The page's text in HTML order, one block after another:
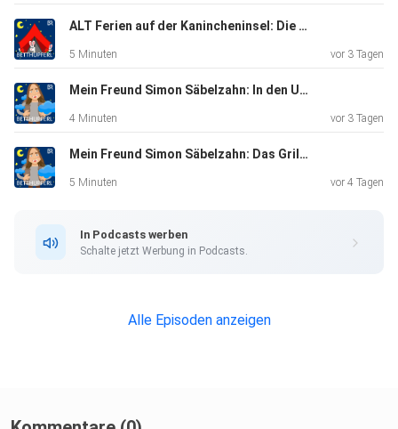
ALT Ferien auf der Kanincheninsel: Die Flaschenpost| Eine Gute-Nacht-Geschichte ab 5 Jahren
5 Minuten vor 3 Tagen
Mein Freund Simon Säbelzahn: In den Urlaub fahren | Eine Gute-Nacht-Geschichte ab 5 Jahren
4 Minuten vor 3 Tagen
Mein Freund Simon Säbelzahn: Das Grillfest | Eine Gute-Nacht-Geschichte ab 5 Jahren
5 Minuten vor 4 Tagen
In Podcasts werben
Schalte jetzt Werbung in Podcasts.
Alle Episoden anzeigen